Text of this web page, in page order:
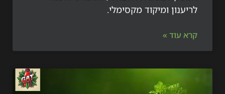
ומיקוד מקסימלי.